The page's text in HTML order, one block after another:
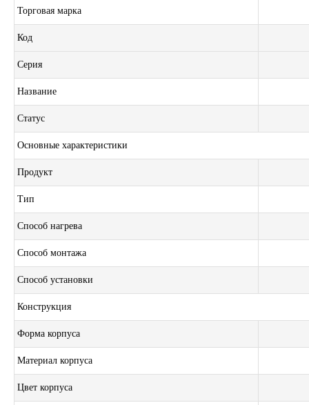
Торговая марка
Код
Серия
Название
Статус
Основные характеристики
Продукт
Тип
Способ нагрева
Способ монтажа
Способ установки
Конструкция
Форма корпуса
Материал корпуса
Цвет корпуса